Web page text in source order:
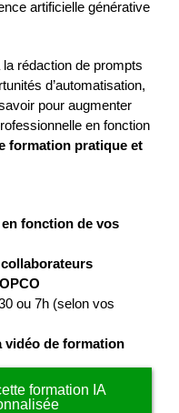
artificielle générative
rédaction de prompts
d’automatisation,
pour augmenter
en fonction
formation pratique et
fonction de vos
ou 7h (selon vos
vidéo de formation
formation IA